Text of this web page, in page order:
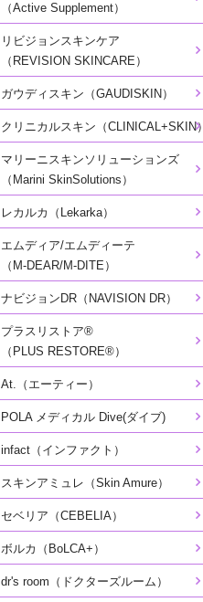
（Active Supplement）
リビジョンスキンケア
（REVISION SKINCARE）
ガウディスキン（GAUDISKIN）
クリニカルスキン（CLINICAL+SKIN）
マリーニスキンソリューションズ
（Marini SkinSolutions）
レカルカ（Lekarka）
エムディア/エムディーテ
（M-DEAR/M-DITE）
ナビジョンDR（NAVISION DR）
プラスリストア®
（PLUS RESTORE®）
At.（エーティー）
POLA メディカル Dive(ダイブ)
infact（インファクト）
スキンアミュレ（Skin Amure）
セベリア（CEBELIA）
ボルカ（BoLCA+）
dr's room（ドクターズルーム）